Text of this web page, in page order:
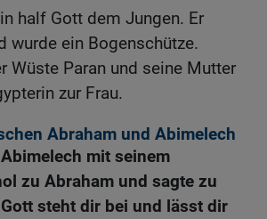
half Gott dem Jungen. Er
wurde ein Bogenschütze.
Wüste Paran und seine Mutter
zur Frau.
Abraham und Abimelech
mit seinem
zu Abraham und sagte zu
steht dir bei und lässt dir